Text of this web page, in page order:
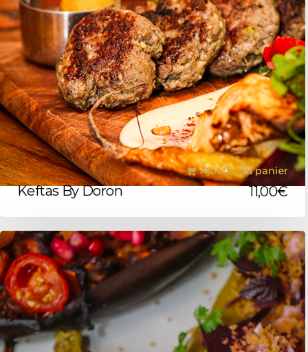
Keftas By Doron 11,00€
Ajouter au panier